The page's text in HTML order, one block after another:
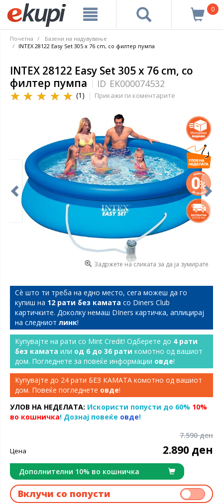
0
Почетна
Базени на надувување
INTEX 28122 Еasy Set 305 x 76 cm, со филтер пумпа
INTEX 28122 Еasy Set 305 x 76 cm, со
филтер пумпа
ID EK000074532
(1) Прикажи ги коментарите
Задржете на сликата за да ја зумирате
Сѐ што ти треба на едно место, сега можеш да го
купиш на 12 рати без камата со Diners Club
картичките. Доколку немаш DIners картичка, аплицирај
на следниот линк!
Купувајте на рати со Mint Credit! Одберете до 4 рати
без камата или од 6 до 36 рати комотно од вашиот
дом. Погледнете за повеќе информации овде!
Купувајте до 24 рати БЕЗ КАМАТА комотно од вашиот
дом. Повеќе погледнете овде!
УЛОВ НА НЕДЕЛАТА: Искористи попусти до 60% 10%
во кошничка! Дознај повеќе овде!
7.590 ден
Цена 2.890 ден
Дополнителни 10% во кошничка
Вклучи со попусти